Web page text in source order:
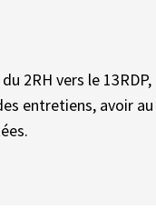
2RH vers le
entretiens, avoir